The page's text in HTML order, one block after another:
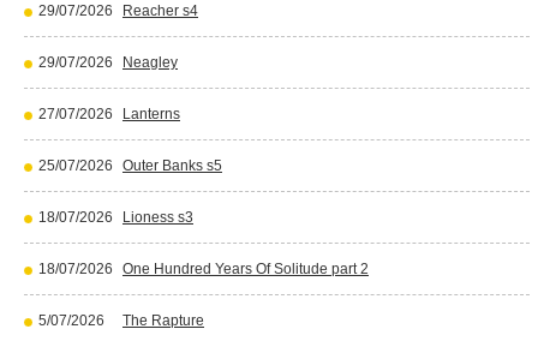
29/07/2026 Reacher s4
29/07/2026 Neagley
27/07/2026 Lanterns
25/07/2026 Outer Banks s5
18/07/2026 Lioness s3
18/07/2026 One Hundred Years Of Solitude part 2
5/07/2026 The Rapture